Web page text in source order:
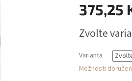
375,25
cena:
Zvolte
Varianta
Možnosti